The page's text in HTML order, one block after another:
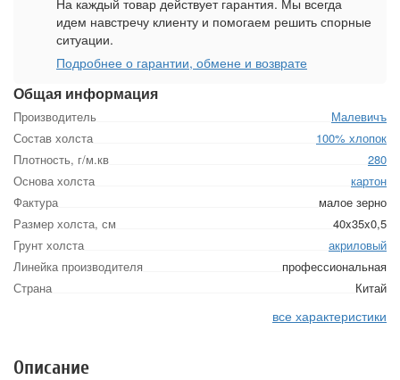
Общая информация
Производитель
Малевичъ
Состав холста
100% хлопок
Плотность, г/м.кв
280
Основа холста
картон
Фактура
малое зерно
Размер холста, см
40x35x0,5
Грунт холста
акриловый
Линейка производителя
профессиональная
Страна
Китай
все характеристики
На каждый товар действует гарантия. Мы всегда
идем навстречу клиенту и помогаем решить спорные
ситуации.
Подробнее о гарантии, обмене и возврате
Описание